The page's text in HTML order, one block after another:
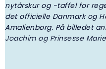
nytårskur og -taffel for
det officielle Danmark og
Amalienborg. På billedet
Joachim og Prinsesse
legater fra I.P.